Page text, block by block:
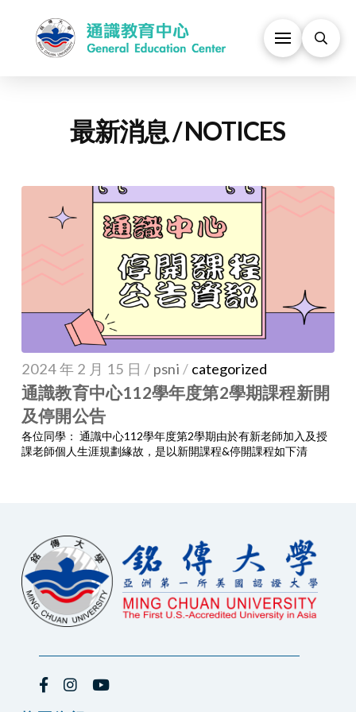
最新消息 / NOTICES
2024 年 2 月 15 日 / psni / categorized
通識教育中心112學年度第2學期課程新開
及停開公告
各位同學： 通識中心112學年度第2學期由於有新老師加入及授
課老師個人生涯規劃緣故，是以新開課程&停開課程如下清